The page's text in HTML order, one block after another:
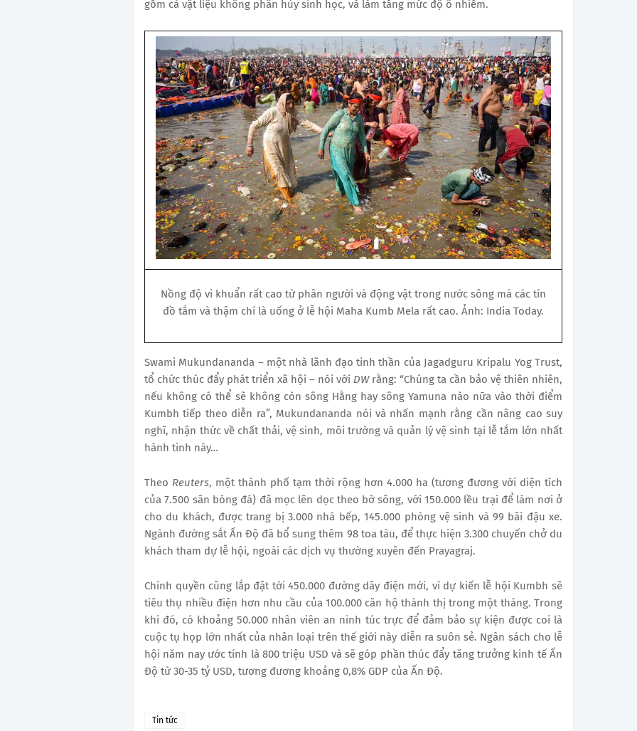
gồm cả vật liệu không phân hủy sinh học, và làm tăng mức độ ô nhiễm.
Nồng độ vi khuẩn rất cao từ phân người và động vật trong nước sông mà các tín
đồ tắm và thậm chí là uống ở lễ hội Maha Kumb Mela rất cao. Ảnh: India Today.
Swami Mukundananda – một nhà lãnh đạo tinh thần của Jagadguru Kripalu Yog Trust,
tổ chức thúc đẩy phát triển xã hội – nói với DWrằng: “Chúng ta cần bảo vệ thiên nhiên,
nếu không có thể sẽ không còn sông Hằng hay sông Yamuna nào nữa vào thời điểm
Kumbh tiếp theo diễn ra”, Mukundananda nói và nhấn mạnh rằng cần nâng cao suy
nghĩ, nhận thức về chất thải, vệ sinh, môi trường và quản lý vệ sinh tại lễ tắm lớn nhất
hành tinh này…
Theo Reuters, một thành phố tạm thời rộng hơn 4.000 ha (tương đương với diện tích
của 7.500 sân bóng đá) đã mọc lên dọc theo bờ sông, với 150.000 lều trại để làm nơi ở
cho du khách, được trang bị 3.000 nhà bếp, 145.000 phòng vệ sinh và 99 bãi đậu xe.
Ngành đường sắt Ấn Độ đã bổ sung thêm 98 toa tàu, để thực hiện 3.300 chuyến chở du
khách tham dự lễ hội, ngoài các dịch vụ thường xuyên đến Prayagraj.
Chính quyền cũng lắp đặt tới 450.000 đường dây điện mới, vì dự kiến lễ hội Kumbh sẽ
tiêu thụ nhiều điện hơn nhu cầu của 100.000 căn hộ thành thị trong một tháng. Trong
khi đó, có khoảng 50.000 nhân viên an ninh túc trực để đảm bảo sự kiện được coi là
cuộc tụ họp lớn nhất của nhân loại trên thế giới này diễn ra suôn sẻ. Ngân sách cho lễ
hội năm nay ước tính là 800 triệu USD và sẽ góp phần thúc đẩy tăng trưởng kinh tế Ấn
Độ từ 30-35 tỷ USD, tương đương khoảng 0,8% GDP của Ấn Độ.
Tin tức